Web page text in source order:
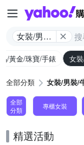
女裝/男裝/
/黃金/珠寶/手錶 女
全部分類 女裝/男裝/
全部
分類
專櫃女裝
精選活動